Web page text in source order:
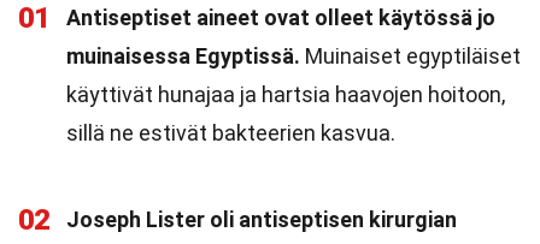
01
Antiseptiset aineet ovat olleet käytössä jo
muinaisessa Egyptissä. Muinaiset egyptiläiset
käyttivät hunajaa ja hartsia haavojen hoitoon,
sillä ne estivät bakteerien kasvua.
02
Joseph Lister oli antiseptisen kirurgian